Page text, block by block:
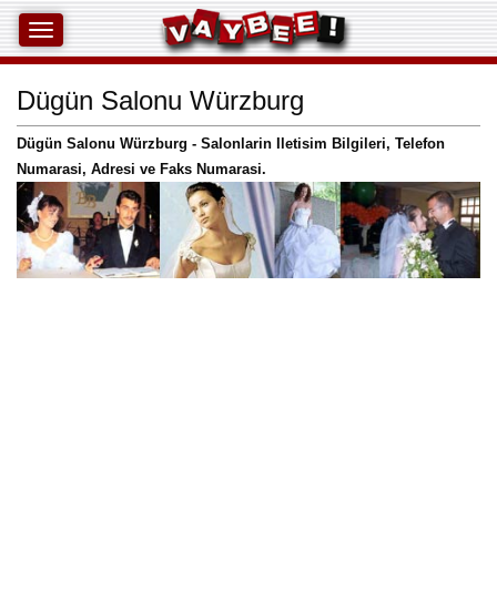
Dügün Salonu Würzburg
Dügün Salonu Würzburg - Salonlarin Iletisim Bilgileri, Telefon
Numarasi, Adresi ve Faks Numarasi.